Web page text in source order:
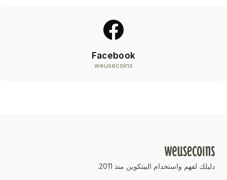
Facebook
weusecoins
دليلك لفهم واستخدام البيتكوين منذ 2011.